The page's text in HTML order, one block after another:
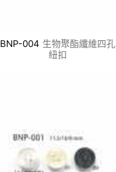
BNP-004 生物聚酯纖維四孔
紐扣